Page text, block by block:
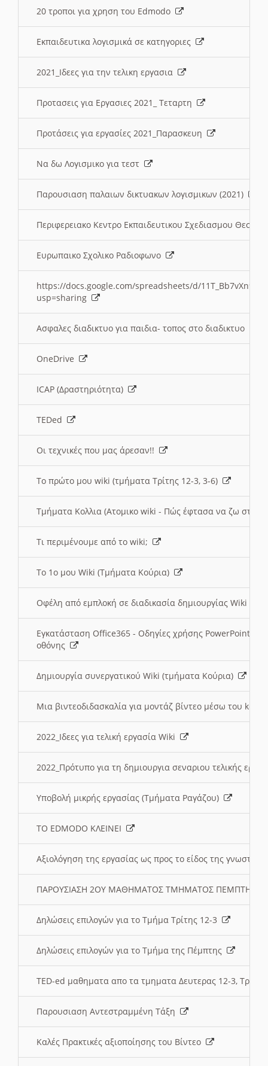
20 τροποι για χρηση του Edmodo
Εκπαιδευτικα λογισμικά σε κατηγοριες
2021_Ιδεες για την τελικη εργασια
Προτασεις για Εργασιες 2021_ Τεταρτη
Προτάσεις για εργασίες 2021_Παρασκευη
Να δω Λογισμικο για τεστ
Παρουσιαση παλαιων δικτυακων λογισμικων (2021)
Περιφερειακο Κεντρο Εκπαιδευτικου Σχεδιασμου
Ευρωπαικο Σχολικο Ραδιοφωνο
https://docs.google.com/spreadsheets/d/
usp=sharing
Ασφαλες διαδικτυο για παιδια- τοπος στο διαδικτυο
OneDrive
ICAP (Δραστηριότητα)
TEDed
Οι τεχνικές που μας άρεσαν!!
Το πρώτο μου wiki (τμήματα Τρίτης 12-3, 3-6)
Τμήματα Κολλια (Ατομικο wiki - Πώς έφτασα να ζω στην
Τι περιμένουμε από το wiki;
Το 1ο μου Wiki (Τμήματα Κούρια)
Οφέλη από εμπλοκή σε διαδικασία δημιουργίας Wiki
Εγκατάσταση Office365 - Οδηγίες χρήσης PowerPoint
οθόνης
Δημιουργία συνεργατικού Wiki (τμήματα Κούρια)
Μια βιντεοδιδασκαλία για μοντάζ βίντεο μέσω του
2022_Ιδεες για τελική εργασία Wiki
2022_Πρότυπο για τη δημιουργια σεναριου τελικής
Υποβολή μικρής εργασίας (Τμήματα Ραγάζου)
ΤΟ EDMODO ΚΛΕΙΝΕΙ
Αξιολόγηση της εργασίας ως προς το είδος της
ΠΑΡΟΥΣΙΑΣΗ 2ΟΥ ΜΑΘΗΜΑΤΟΣ ΤΜΗΜΑΤΟΣ
Δηλώσεις επιλογών για το Τμήμα Τρίτης 12-3
Δηλώσεις επιλογών για το Τμήμα της Πέμπτης
TED-ed μαθηματα απο τα τμηματα Δευτερας 12-3,
Παρουσιαση Αντεστραμμένη Τάξη
Καλές Πρακτικές αξιοποίησης του Βίντεο